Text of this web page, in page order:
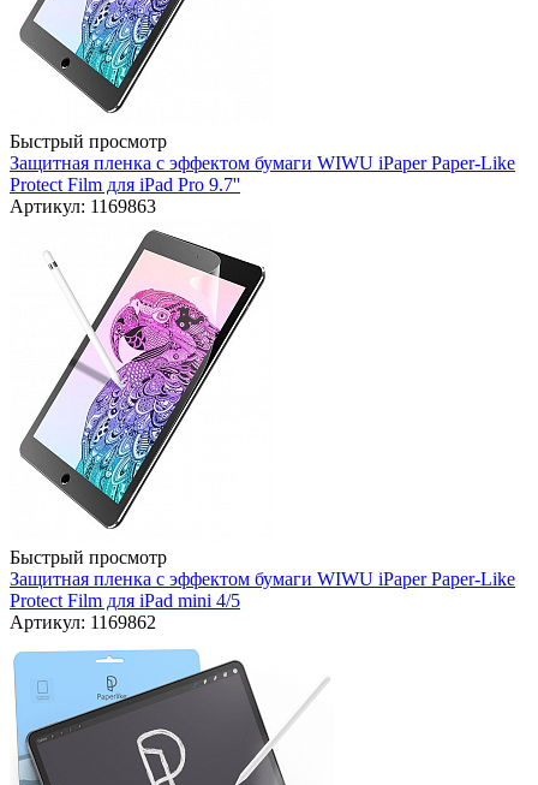
Быстрый просмотр
Защитная пленка с эффектом бумаги WIWU iPaper Paper-Like
Protect Film для iPad Pro 9.7''
Артикул: 1169863
Быстрый просмотр
Защитная пленка с эффектом бумаги WIWU iPaper Paper-Like
Protect Film для iPad mini 4/5
Артикул: 1169862